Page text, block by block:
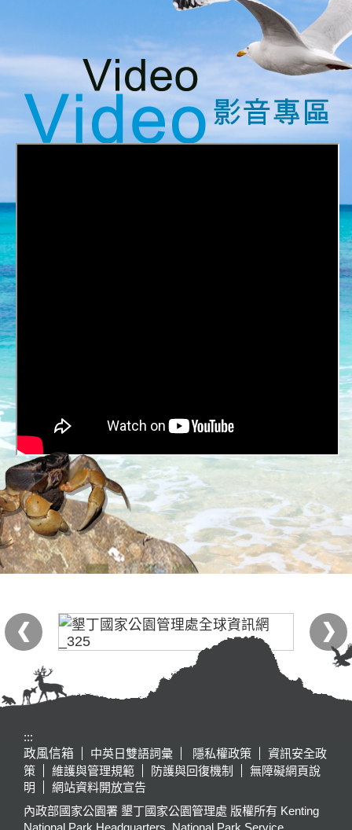
:::
政風信箱
中英日雙語詞彙 隱私權政策
資訊安全政
策
維護與管理規範 防護與回復機制
無障礙網頁說
明
網站資料開放宣告
內政部國家公園署 墾丁國家公園管理處 版權所有 Kenting
National Park Headquarters, National Park Service,